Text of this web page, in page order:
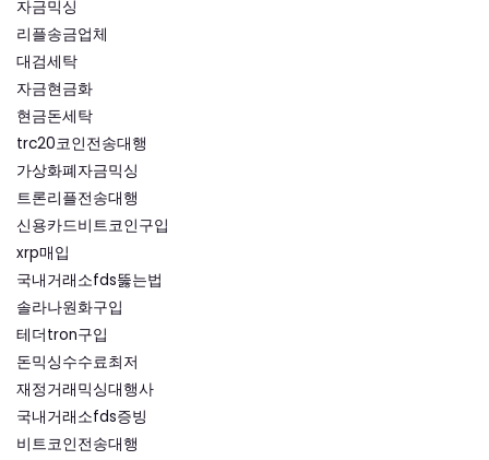
자금믹싱
리플송금업체
대검세탁
자금현금화
현금돈세탁
trc20코인전송대행
가상화폐자금믹싱
트론리플전송대행
신용카드비트코인구입
xrp매입
국내거래소fds뚫는법
솔라나원화구입
테더tron구입
돈믹싱수수료최저
재정거래믹싱대행사
국내거래소fds증빙
비트코인전송대행